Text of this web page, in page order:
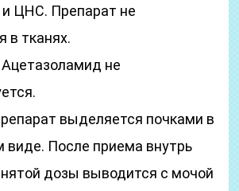
ЦНС. Препарат не
в тканях.
Ацетазоламид не
выделяется почками в
виде. После приема внутрь
дозы выводится с мочой